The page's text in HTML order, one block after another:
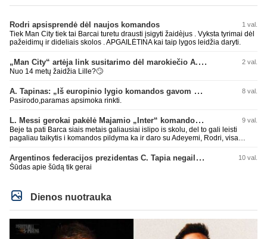
Rodri apsisprendė dėl naujos komandos 1 val.
Tiek Man City tiek tai Barcai turetu drausti įsigyti žaidèjus . Vyksta tyrimai dėl
pažeidimų ir dideliais skolos . APGAILĖTINA kai taip lygos leidžia daryti.
„Man City“ artėja link susitarimo dėl marokiečio A. Bouaddi persikėlimo 2 val.
Nuo 14 metų žaidžia Lille?🙄
A. Tapinas: „Iš europinio lygio komandos gavom gerų pamokų“ 8 val.
Pasirodo,paramas apsimoka rinkti.
L. Messi gerokai pakėlė Majamio „Inter“ komandos vertę 9 val.
Beje ta pati Barca siais metais galiausiai islipo is skolu, del to gali leisti
pagaliau taikytis i komandos pildyma ka ir daro su Adeyemi, Rodri, visa
Argentinos federacijos prezidentas C. Tapia negailėjo pagyrų G. Infantino 10 val.
Šūdas apie šūdą tik gerai
Dienos nuotrauka